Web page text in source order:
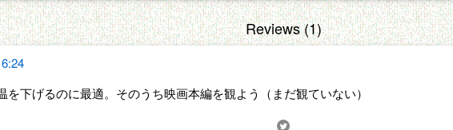
Reviews (1)
下げるのに最適。そのうち映画本編を観よう（まだ観ていない）